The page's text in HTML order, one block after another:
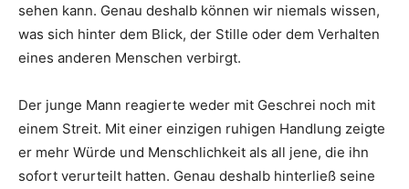
sehen kann. Genau deshalb können wir niemals wissen,
was sich hinter dem Blick, der Stille oder dem Verhalten
eines anderen Menschen verbirgt.
Der junge Mann reagierte weder mit Geschrei noch mit
einem Streit. Mit einer einzigen ruhigen Handlung zeigte
er mehr Würde und Menschlichkeit als all jene, die ihn
sofort verurteilt hatten. Genau deshalb hinterließ seine